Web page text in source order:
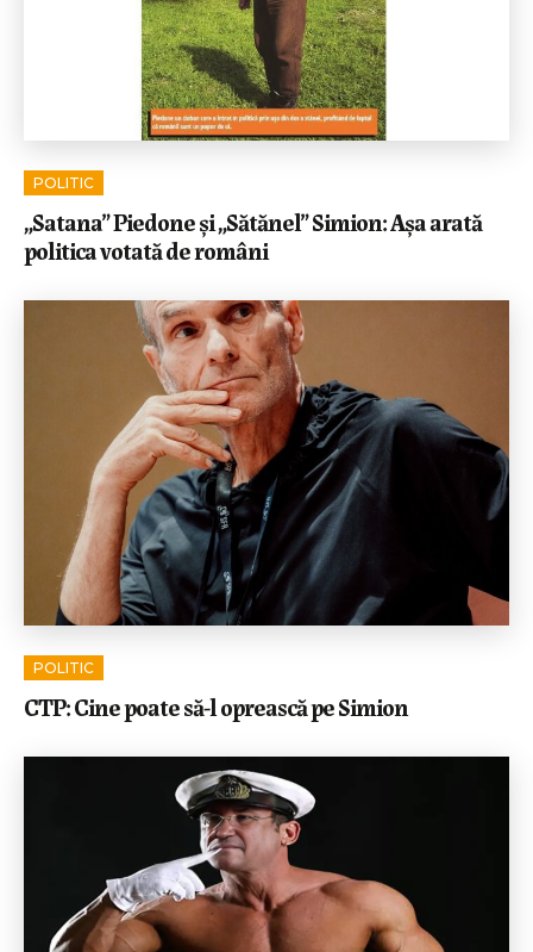
POLITIC
„Satana” Piedone și „Sătănel” Simion: Așa arată
politica votată de români
POLITIC
CTP: Cine poate să-l oprească pe Simion